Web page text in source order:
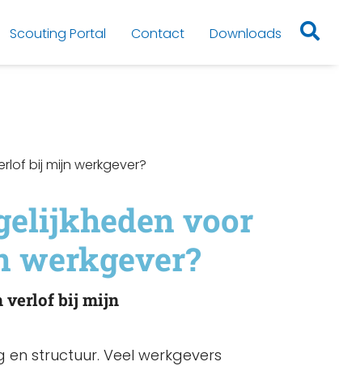
Scouting Portal Contact Downloads
bij mijn werkgever?
voor
werkgever?
verlof bij mijn
structuur. Veel werkgevers